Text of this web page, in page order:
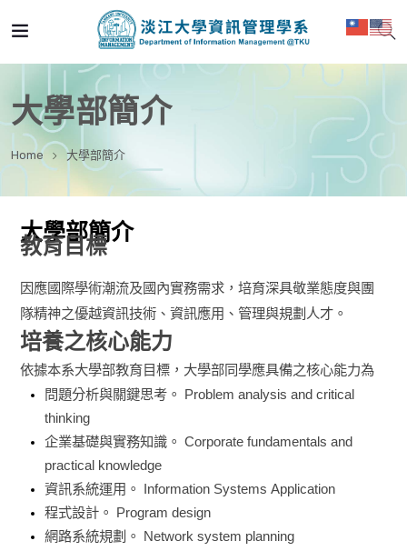
大學部簡介
Home 大學部簡介
大學部簡介
教育目標
因應國際學術潮流及國內實務需求，培育深具敬業態度與團
隊精神之優越資訊技術、資訊應用、管理與規劃人才。
培養之核心能力
依據本系大學部教育目標，大學部同學應具備之核心能力為
問題分析與關鍵思考。 Problem analysis and critical
thinking
企業基礎與實務知識。 Corporate fundamentals and
practical knowledge
資訊系統運用。 Information Systems Application
程式設計。 Program design
網路系統規劃。 Network system planning